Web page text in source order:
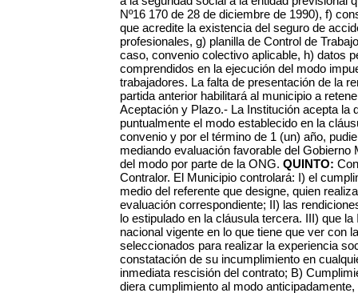
Nº16 170 de 28 de diciembre de 1990), f)
que acredite la existencia del seguro de
profesionales, g) planilla de Control de
caso, convenio colectivo aplicable, h) datos
comprendidos en la ejecución del modo
trabajadores. La falta de presentación de la
partida anterior habilitará al municipio a
Aceptación y Plazo.- La Institución acepta la
puntualmente el modo establecido en la
convenio y por el término de 1 (un) año,
mediando evaluación favorable del
del modo por parte de la ONG. QUINTO:
Contralor. El Municipio controlará: I) el
medio del referente que designe, quien
evaluación correspondiente; II) las
lo estipulado en la cláusula tercera. III) que
nacional vigente en lo que tiene que ver con
seleccionados para realizar la experiencia
constatación de su incumplimiento en
inmediata rescisión del contrato; B)
diera cumplimiento al modo